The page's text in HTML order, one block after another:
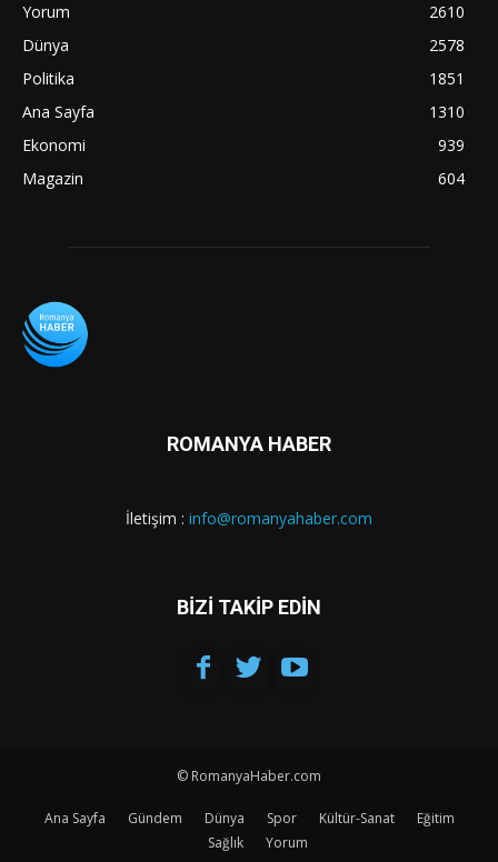
Yorum
2610
Dünya
2578
Politika
1851
Ana Sayfa
1310
Ekonomi
939
Magazin
604
ROMANYA HABER
İletişim : info@romanyahaber.com
BİZİ TAKİP EDİN
© RomanyaHaber.com
Ana Sayfa Gündem Dünya Spor Kültür-Sanat
Eğitim
Sağlık
Yorum